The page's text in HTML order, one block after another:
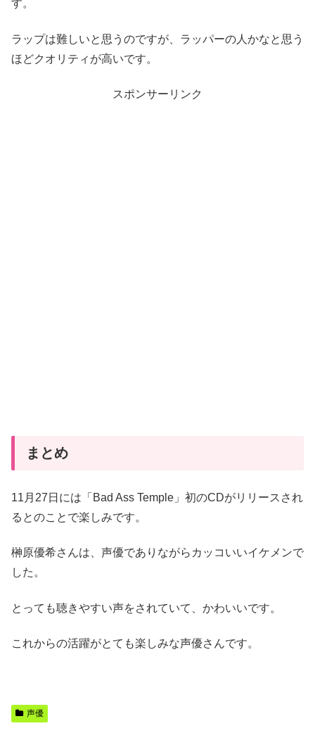
す。
ラップは難しいと思うのですが、ラッパーの人かなと思う
ほどクオリティが高いです。
スポンサーリンク
まとめ
11月27日には「Bad Ass Temple」初のCDがリリースされ
るとのことで楽しみです。
榊原優希さんは、声優でありながらカッコいいイケメンで
した。
とっても聴きやすい声をされていて、かわいいです。
これからの活躍がとても楽しみな声優さんです。
声優